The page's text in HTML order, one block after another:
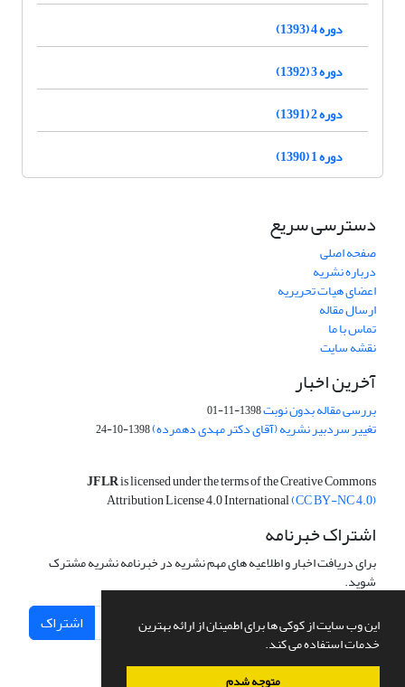
این وب سایت از کوکی ها برای اطمینان از ارائه بهترین
خدمات استفاده می کند.
متوجه شدم
دوره 4 (1393)
دوره 3 (1392)
دوره 2 (1391)
دوره 1 (1390)
دسترسی سریع
صفحه اصلی
درباره نشریه
اعضای هیات تحریریه
ارسال مقاله
تماس با ما
نقشه سایت
آخرین اخبار
بررسی مقاله بدون نوبت1398-11-01
تغییر سردبیر نشریه (آقای دکتر مهدی دهمرده)1398-10-24
JFLRis licensed under the terms of the Creative Commons
Attribution License 4.0 International(CC BY-NC 4.0)
اشتراک خبرنامه
برای دریافت اخبار و اطلاعیه های مهم نشریه در خبرنامه نشریه مشترک
شوید.
اشتراک